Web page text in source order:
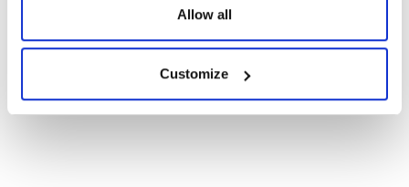
Allow all
Customize